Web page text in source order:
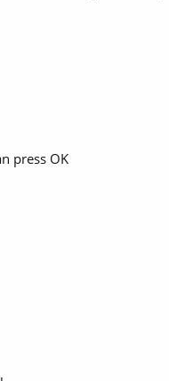
press OK